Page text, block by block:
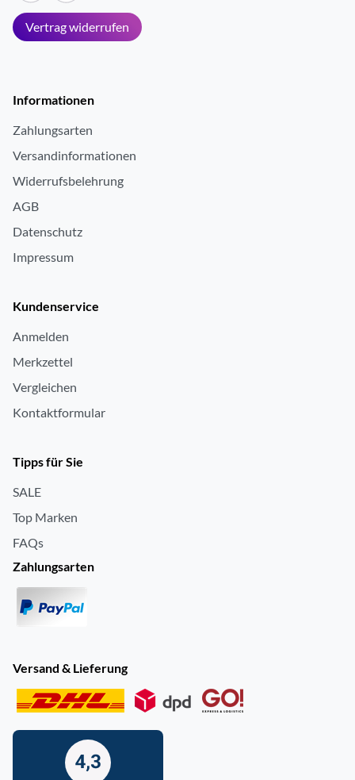
Vertrag widerrufen
Informationen
Zahlungsarten
Versandinformationen
Widerrufsbelehrung
AGB
Datenschutz
Impressum
Kundenservice
Anmelden
Merkzettel
Vergleichen
Kontaktformular
Tipps für Sie
SALE
Top Marken
FAQs
Zahlungsarten
Versand & Lieferung